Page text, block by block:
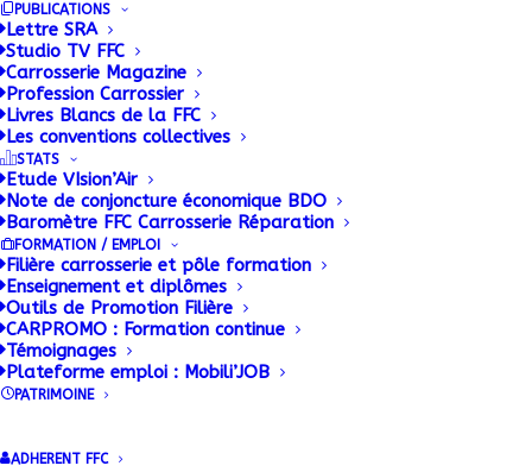
PUBLICATIONS
Lettre SRA
Studio TV FFC
Carrosserie Magazine
Profession Carrossier
Livres Blancs de la FFC
Les conventions collectives
STATS
Etude VIsion’Air
Note de conjoncture économique BDO
Baromètre FFC Carrosserie Réparation
FORMATION / EMPLOI
Filière carrosserie et pôle formation
Enseignement et diplômes
Outils de Promotion Filière
CARPROMO : Formation continue
Témoignages
Plateforme emploi : Mobili’JOB
PATRIMOINE
ADHERENT FFC
La conversion à
l’électrique des
véhicules est en
marche
22 JUIN 2020 | BYJÉRÔME
La mutation du parc des véhicules dit «usagés»
vers l’électrique est-elle une solution d’avenir ?